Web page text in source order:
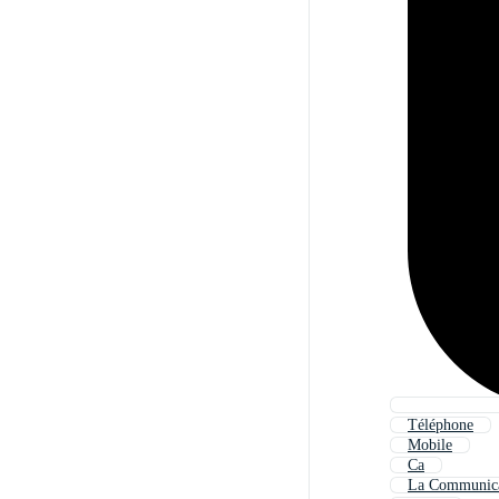
Téléphone
Mobile
Ca
La